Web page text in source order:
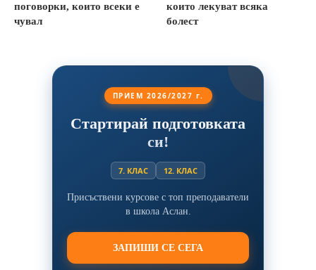
поговорки, които всеки е
чувал
които лекуват всяка
болест
ПРИЕМ 2026/2027 г.
Стартирай подготовката
си!
7. КЛАС 12. КЛАС
Присъствени курсове с топ преподаватели
в школа Аслан.
ЗАПИШИ СЕ СЕГА